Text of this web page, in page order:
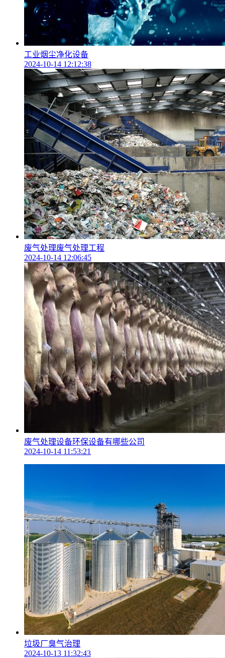
工业烟尘净化设备
2024-10-14 12:12:38
废气处理废气处理工程
2024-10-14 12:06:45
废气处理设备环保设备有哪些公司
2024-10-14 11:53:21
垃圾厂臭气治理
2024-10-13 11:32:43